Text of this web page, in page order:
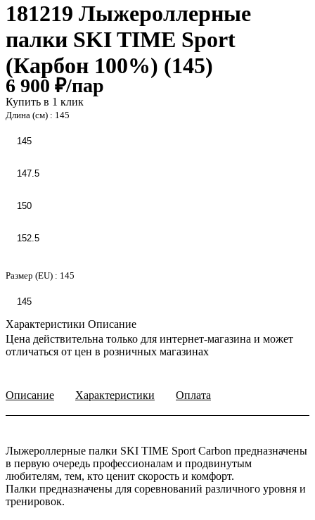
181219 Лыжероллерные
палки SKI TIME Sport
(Карбон 100%) (145)
6 900 ₽/пар
Купить в 1 клик
Длина (см) : 145
145
147.5
150
152.5
Размер (EU) : 145
145
Характеристики Описание
Цена действительна только для интернет-магазина и может
отличаться от цен в розничных магазинах
Описание Характеристики Оплата
Лыжероллерные палки SKI TIME Sport Carbon предназначены
в первую очередь профессионалам и продвинутым
любителям, тем, кто ценит скорость и комфорт.
Палки предназначены для соревнований различного уровня и
тренировок.